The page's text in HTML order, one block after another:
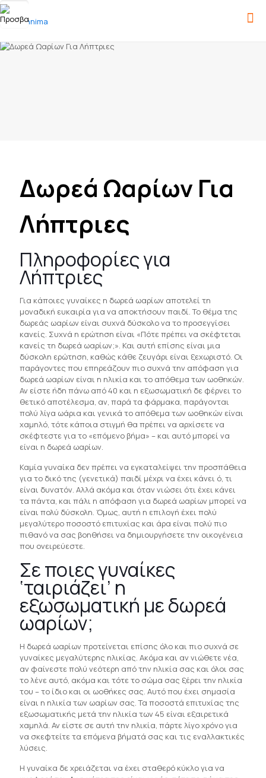
Δωρεά Ωαρίων Για
Λήπτριες
Πληροφορίες για
Λήπτριες
Για κάποιες γυναίκες η δωρεά ωαρίων αποτελεί τη
μοναδική ευκαιρία για να αποκτήσουν παιδί. Το θέμα της
δωρεάς ωαρίων είναι συχνά δύσκολο να το προσεγγίσει
κανείς. Συχνά η ερώτηση είναι «Πότε πρέπει να σκέφτεται
κανείς τη δωρεά ωαρίων;». Και αυτή επίσης είναι μια
δύσκολη ερώτηση, καθώς κάθε ζευγάρι είναι ξεχωριστό. Οι
παράγοντες που επηρεάζουν πιο συχνά την απόφαση για
δωρεά ωαρίων είναι η ηλικία και το απόθεμα των ωοθηκών.
Αν είστε ήδη πάνω από 40 και η εξωσωματική δε φέρνει το
θετικό αποτέλεσμα, αν, παρά τα φάρμακα, παράγονται
πολύ λίγα ωάρια και γενικά το απόθεμα των ωοθηκών είναι
χαμηλό, τότε κάποια στιγμή θα πρέπει να αρχίσετε να
σκέφτεστε για το «επόμενο βήμα» – και αυτό μπορεί να
είναι η δωρεά ωαρίων.
Καμία γυναίκα δεν πρέπει να εγκαταλείψει την προσπάθεια
για το δικό της (γενετικά) παιδί μέχρι να έχει κάνει ό, τι
είναι δυνατόν. Αλλά ακόμα και όταν νιώσει ότι έχει κάνει
τα πάντα, και πάλι η απόφαση για δωρεά ωαρίων μπορεί να
είναι πολύ δύσκολη. Όμως, αυτή η επιλογή έχει πολύ
μεγαλύτερο ποσοστό επιτυχίας και άρα είναι πολύ πιο
πιθανό να σας βοηθήσει να δημιουργήσετε την οικογένεια
που ονειρεύεστε.
Σε ποιες γυναίκες
‘ταιριάζει’ η
εξωσωματική με δωρεά
ωαρίων;
Η δωρεά ωαρίων προτείνεται επίσης όλο και πιο συχνά σε
γυναίκες μεγαλύτερης ηλικίας. Ακόμα και αν νιώθετε νέα,
αν φαίνεστε πολύ νεότερη από την ηλικία σας και όλοι σας
το λένε αυτό, ακόμα και τότε το σώμα σας ξέρει την ηλικία
του – το ίδιο και οι ωοθήκες σας. Αυτό που έχει σημασία
είναι η ηλικία των ωαρίων σας. Τα ποσοστά επιτυχίας της
εξωσωματικής μετά την ηλικία των 45 είναι εξαιρετικά
χαμηλά. Αν είστε σε αυτή την ηλικία, πάρτε λίγο χρόνο για
να σκεφτείτε τα επόμενα βήματά σας και τις εναλλακτικές
λύσεις.
Η γυναίκα δε χρειάζεται να έχει σταθερό κύκλο για να